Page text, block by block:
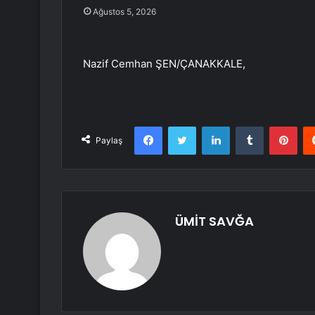
Ağustos 5, 2026
Nazif Cemhan ŞEN/ÇANAKKALE,
Paylaş
FacebookTwitter LinkedInTumblr
ÜMİT SAVĞA